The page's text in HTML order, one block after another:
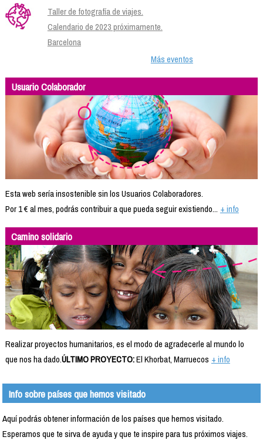
Taller de fotografía de viajes.
Calendario de 2023 próximamente.
Barcelona
Más eventos
Usuario Colaborador
Esta web sería insostenible sin los Usuarios Colaboradores.
Por 1 € al mes, podrás contribuir a que pueda seguir existiendo... + info
Camino solidario
Realizar proyectos humanitarios, es el modo de agradecerle al mundo lo
que nos ha dado.ÚLTIMO PROYECTO:El Khorbat, Marruecos + info
Info sobre países que hemos visitado
Aquí podrás obtener información de los países que hemos visitado.
Esperamos que te sirva de ayuda y que te inspire para tus próximos viajes.